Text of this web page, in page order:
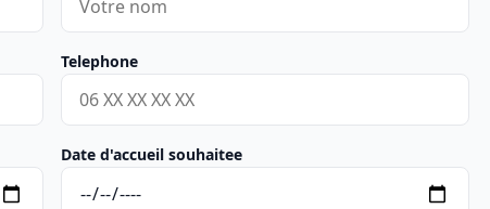
Telephone
Date d'accueil souhaitee